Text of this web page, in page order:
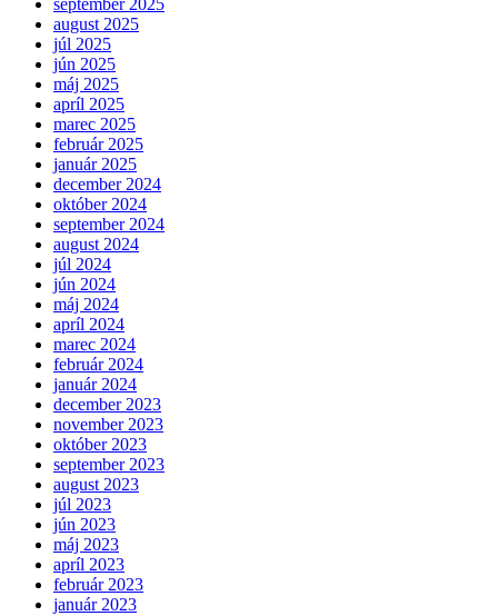
august 2025
júl 2025
jún 2025
máj 2025
apríl 2025
marec 2025
február 2025
január 2025
december 2024
október 2024
september 2024
august 2024
júl 2024
jún 2024
máj 2024
apríl 2024
marec 2024
február 2024
január 2024
december 2023
november 2023
október 2023
september 2023
august 2023
júl 2023
jún 2023
máj 2023
apríl 2023
február 2023
január 2023